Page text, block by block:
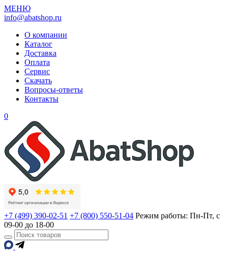
МЕНЮ
info@abatshop.ru
О компании
Каталог
Доставка
Оплата
Сервис
Скачать
Вопросы-ответы
Контакты
0
+7 (499) 390-02-51 +7 (800) 550-51-04 Режим работы: Пн-Пт, с
09-00 до 18-00